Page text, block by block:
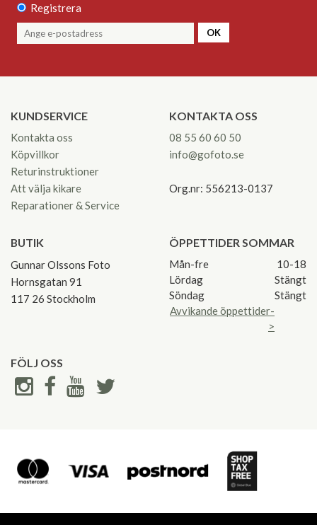
Registrera
OK
KUNDSERVICE
Kontakta oss
Köpvillkor
Returinstruktioner
Att välja kikare
Reparationer & Service
KONTAKTA OSS
08 55 60 60 50
info@gofoto.se
Org.nr: 556213-0137
BUTIK
Gunnar Olssons Foto
Hornsgatan 91
117 26 Stockholm
ÖPPETTIDER SOMMAR
Mån-fre
10-18
Lördag
Stängt
Söndag
Stängt
Avvikande öppettider-
>
FÖLJ OSS